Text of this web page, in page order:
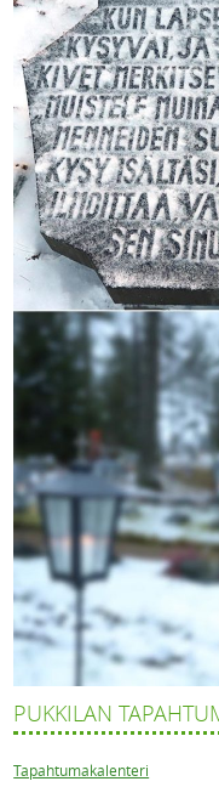
PUKKILAN
Tapahtumakalenteri